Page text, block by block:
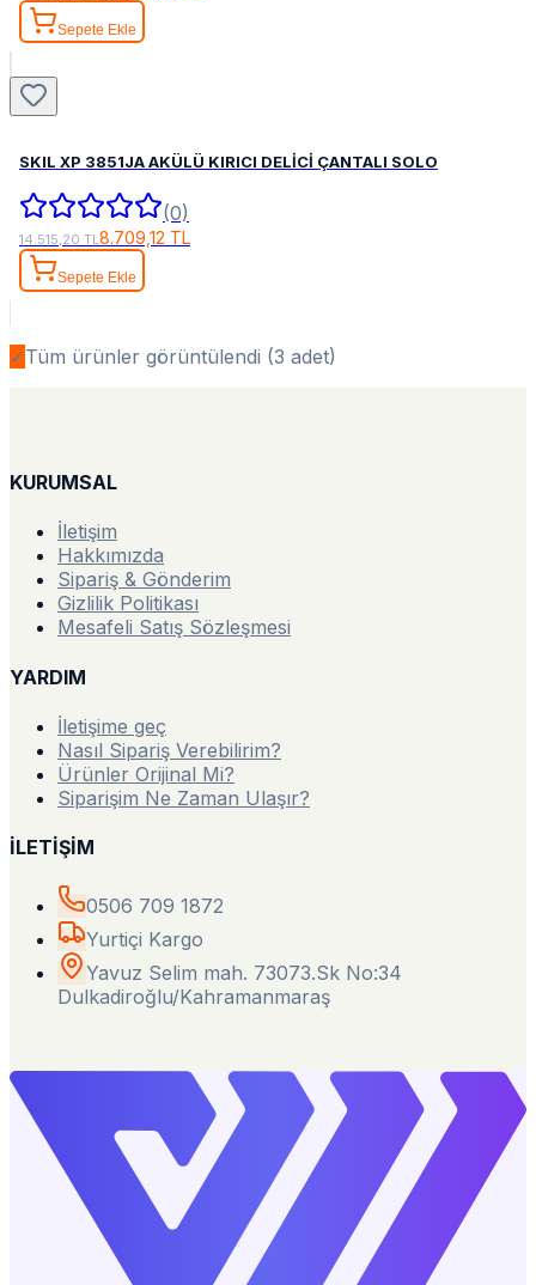
Sepete Ekle
SKIL XP 3851JA AKÜLÜ KIRICI DELİCİ ÇANTALI SOLO
(0)
14.515,20 TL8.709,12 TL
Sepete Ekle
✓Tüm ürünler görüntülendi (3 adet)
KURUMSAL
İletişim
Hakkımızda
Sipariş & Gönderim
Gizlilik Politikası
Mesafeli Satış Sözleşmesi
YARDIM
İletişime geç
Nasıl Sipariş Verebilirim?
Ürünler Orijinal Mi?
Siparişim Ne Zaman Ulaşır?
İLETİŞİM
0506 709 1872
Yurtiçi Kargo
Yavuz Selim mah. 73073.Sk No:34
Dulkadiroğlu/Kahramanmaraş